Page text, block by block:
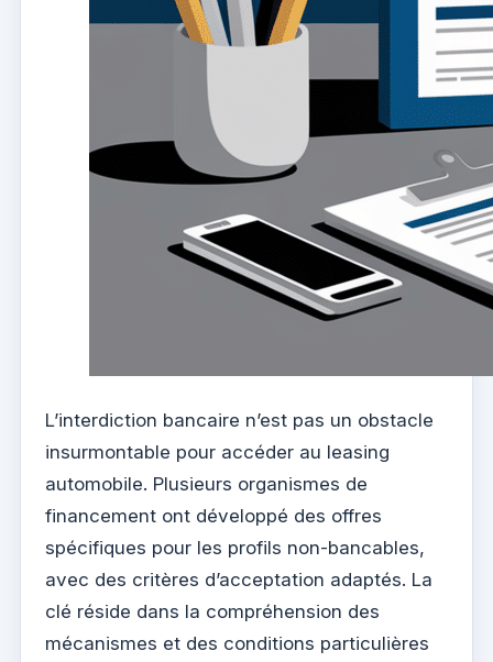
L’interdiction bancaire n’est pas un obstacle
insurmontable pour accéder au leasing
automobile. Plusieurs organismes de
financement ont développé des offres
spécifiques pour les profils non-bancables,
avec des critères d’acceptation adaptés. La
clé réside dans la compréhension des
mécanismes et des conditions particulières